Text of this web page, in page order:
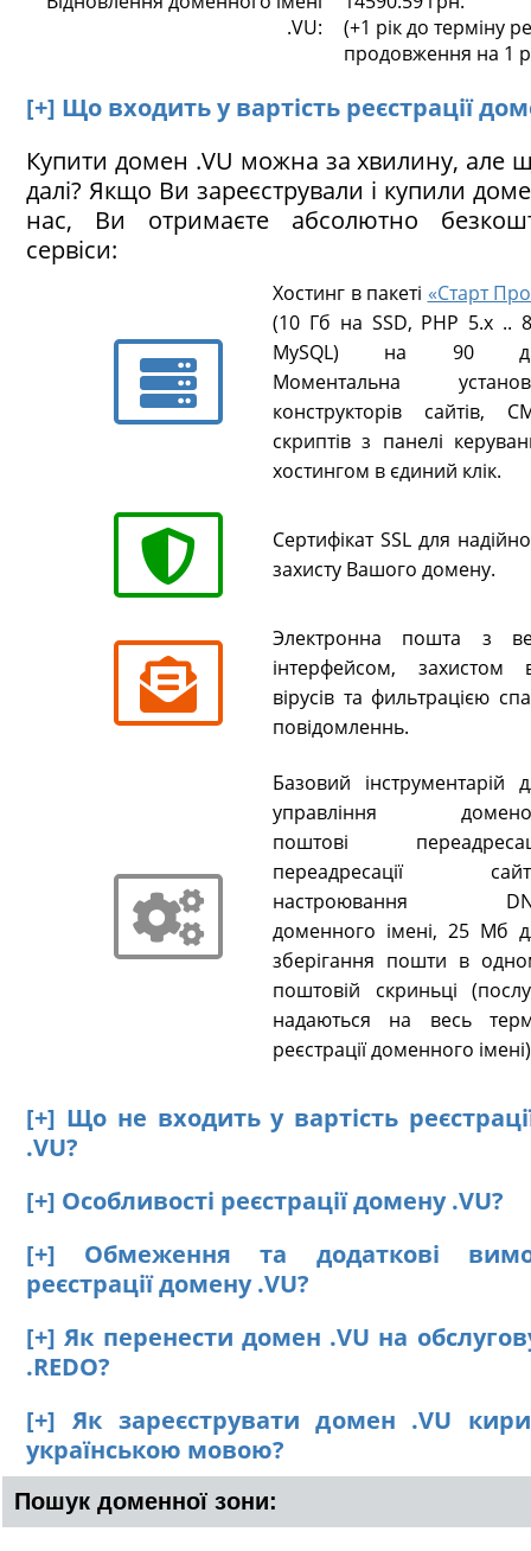
.VU:
(+1 рік до терміну
продовження на 1
[+] Що входить у вартість реєстрації
Купити домен .VU можна за хвилину, але
далі? Якщо Ви зареєстрували і купили
нас, Ви отримаєте абсолютно
сервіси:
Хостинг в пакеті «Старт
(10 Гб на SSD, PHP 5.х ..
MySQL) на 90
Моментальна
конструкторів сайтів,
скриптів з панелі
хостингом в єдиний клік.
Сертифікат SSL для
захисту Вашого домену.
Электронна пошта з
інтерфейсом, захистом
вірусів та фильтрацією
повідомленнь.
Базовий інструментарій
управління
поштові
переадресації
настроювання
доменного імені, 25 Мб
зберігання пошти в
поштовій скриньці
надаються на весь
реєстрації доменного
[+] Що не входить у вартість
.VU?
[+] Особливості реєстрації домену .VU?
[+] Обмеження та додаткові
реєстрації домену .VU?
[+] Як перенести домен .VU на
.REDO?
[+] Як зареєструвати домен .VU
українською мовою?
Пошук доменної зони: